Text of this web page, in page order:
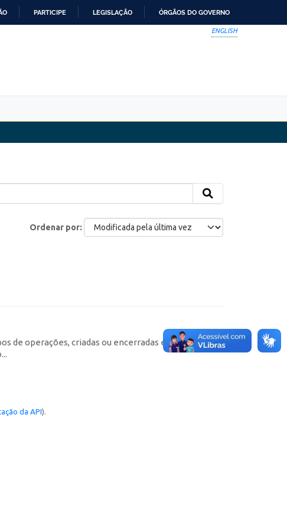
PARTICIPE LEGISLAÇÃO ÓRGÃOS DO GOVERNO
ENGLISH
Ordenar por
de operações, criadas ou encerradas em cada
da API).